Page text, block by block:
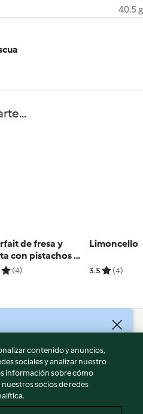
40.5 g
de fresa y
con pistachos y
(4)
Limoncello
3.5 (4)
contenido y anuncios,
sociales y analizar nuestro
información sobre cómo
socios de redes